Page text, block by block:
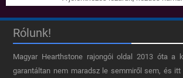
Rólunk!
Magyar Hearthstone​ rajongói oldal 2013 óta a
garantáltan nem maradsz le semmiről sem, és